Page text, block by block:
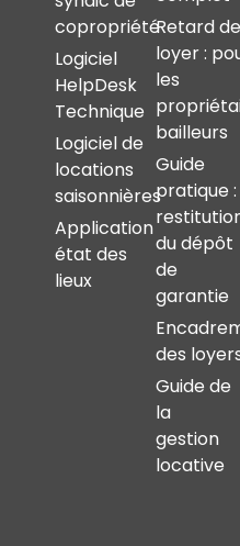
copropriété
Logiciel
HelpDesk
Technique
Logiciel de
locations
saisonnières
Application
état des
lieux
Retard de
loyer :
les
bailleurs
Guide
pratique :
du dépôt
de
garantie
des
Guide de
la
gestion
locative